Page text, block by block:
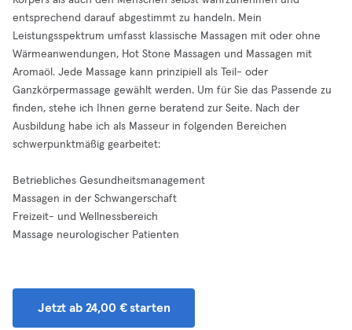
entsprechend darauf abgestimmt zu handeln. Mein
Leistungsspektrum umfasst klassische Massagen mit oder ohne
Wärmeanwendungen, Hot Stone Massagen und Massagen mit
Aromaöl. Jede Massage kann prinzipiell als Teil- oder
Ganzkörpermassage gewählt werden. Um für Sie das Passende zu
finden, stehe ich Ihnen gerne beratend zur Seite. Nach der
Ausbildung habe ich als Masseur in folgenden Bereichen
schwerpunktmäßig gearbeitet:
Betriebliches Gesundheitsmanagement
Massagen in der Schwangerschaft
Freizeit- und Wellnessbereich
Massage neurologischer Patienten
Jetzt ab 24,00 € starten